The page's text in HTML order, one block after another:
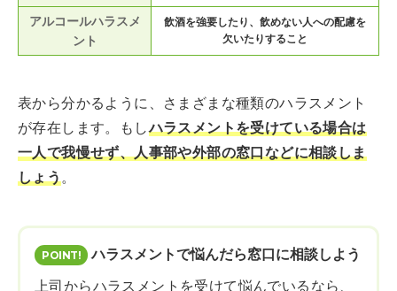
アルコールハラスメ
ント
飲酒を強要したり、飲めない人への配慮を
欠いたりすること
表から分かるように、さまざまな種類のハラスメント
が存在します。もしハラスメントを受けている場合は
一人で我慢せず、人事部や外部の窓口などに相談しま
しょう。
ハラスメントで悩んだら窓口に相談しよう
上司からハラスメントを受けて悩んでいるなら、